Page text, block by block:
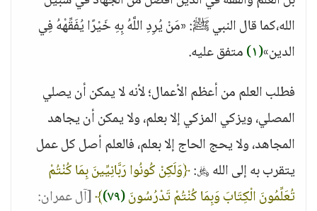
الله،كما قال النبي ﷺ: «مَنْ يُرِدِ اللَّهُ بِهِ خَيْرًا يُفَقِّهْهُ فِي
الدين»(١)
متفق عليه.
فطلب العلم من أعظم الأعمال؛ لأنه لا يمكن أن يصلي
المصلي، ويزكي المزكي إلا بعلم، ولا يمكن أن يجاهد
المجاهد، ولا يحج الحاج إلا بعلم، فالعلم أصل كل عمل
يتقرب به إلى الله ﷿:﴿وَلَكِنْ كُونُوا رَبَّانِيِّينَ بِمَا كُنْتُمْ
تُعَلِّمُونَ الْكِتَابَ وَبِمَا كُنْتُمْ تَدْرُسُونَ(٧٩) ﴾[آل عمران: